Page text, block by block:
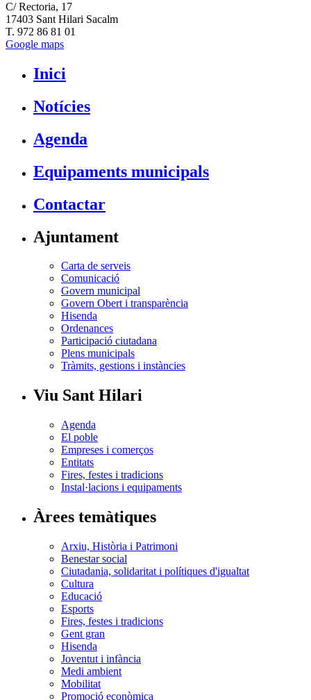
C/ Rectoria, 17
17403 Sant Hilari Sacalm
T. 972 86 81 01
Google maps
Inici
Notícies
Agenda
Equipaments municipals
Contactar
Ajuntament
Carta de serveis
Comunicació
Govern municipal
Govern Obert i transparència
Hisenda
Ordenances
Participació ciutadana
Plens municipals
Tràmits, gestions i instàncies
Viu Sant Hilari
Agenda
El poble
Empreses i comerços
Entitats
Fires, festes i tradicions
Instal·lacions i equipaments
Àrees temàtiques
Arxiu, Història i Patrimoni
Benestar social
Ciutadania, solidaritat i polítiques d'igualtat
Cultura
Educació
Esports
Fires, festes i tradicions
Gent gran
Hisenda
Joventut i infància
Medi ambient
Mobilitat
Promoció econòmica